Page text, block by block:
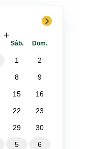
+
next
Sáb. Dom.
1 2
8 9
15 16
22 23
29 30
5 6